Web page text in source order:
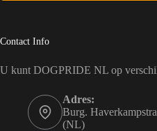
Contact Info
U kunt DOGPRIDE NL op
Adres:
Burg.
(NL)